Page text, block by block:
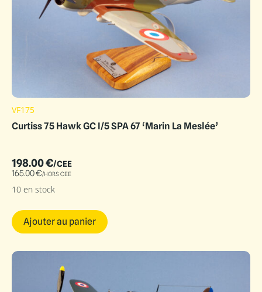
VF175
Curtiss 75 Hawk GC I/5 SPA 67 ‘Marin La Meslée’
198.00€/CEE
165.00€/HORS CEE
10 en stock
Ajouter au panier